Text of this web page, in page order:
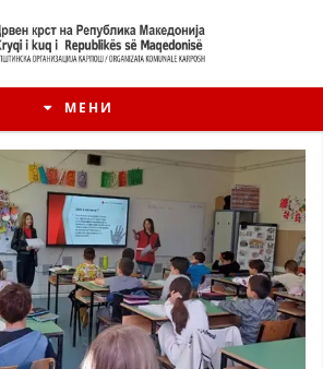
МЕНИ